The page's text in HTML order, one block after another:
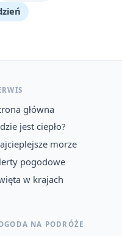
główna
jest ciepło?
morze
pogodowe
w krajach
NA PODRÓŻE